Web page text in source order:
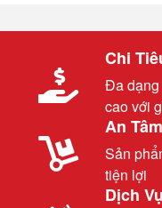
Chi
Đa dạng
cao với
An
Sản
tiện lợi
Dịch